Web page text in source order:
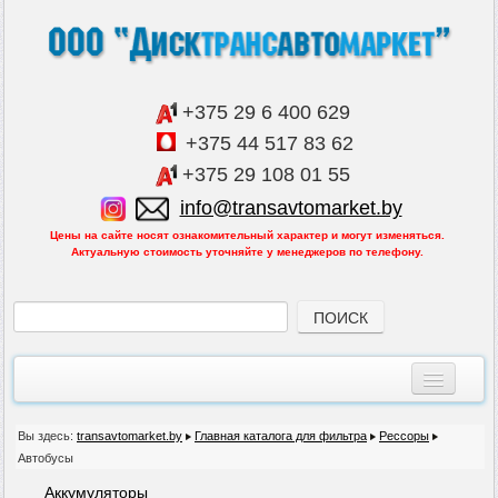
+375 29 6 400 629
+375 44 517 83 62
+375 29 108 01 55
info@transavtomarket.by
Цены на сайте носят ознакомительный характер и могут изменяться.
Актуальную стоимость уточняйте у менеджеров по телефону.
Все товары
Вы здесь: transavtomarket.by Главная каталога для фильтра
Рессоры
Автобусы
Аккумуляторы